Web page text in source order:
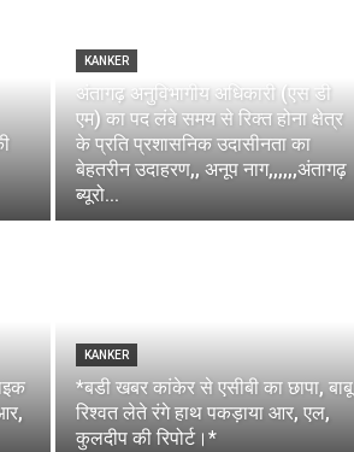
KANKER
अंतागढ़ अनुविभागीय अधिकारी (एस डी
एम) का पद लंबे समय से रिक्त होना क्षेत्र
के प्रति प्रशासनिक उदासीनता का
बेहतरीन उदाहरण,, अनूप नाग,,,,,,अंतागढ़
ब्यूरो...
KANKER
*बडी खबर कांकेर से एसीबी का छापा, बाबू
रिश्वत लेते रंगे हाथ पकड़ाया आर, एल,
कुलदीप की रिपोर्ट।*